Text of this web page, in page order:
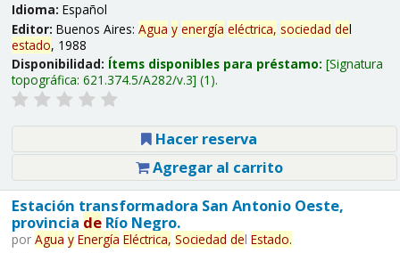
Idioma: Español
Editor: Buenos Aires: Agua y energía eléctrica, sociedad del
estado, 1988
Disponibilidad: Ítems disponibles para préstamo: Signatura
topográfica: 621.374.5/A282/v.3 (1).
Hacer reserva
Agregar al carrito
Estación transformadora San Antonio Oeste,
provincia deRío Negro.
por Agua y Energía Eléctrica, Sociedad del Estado.